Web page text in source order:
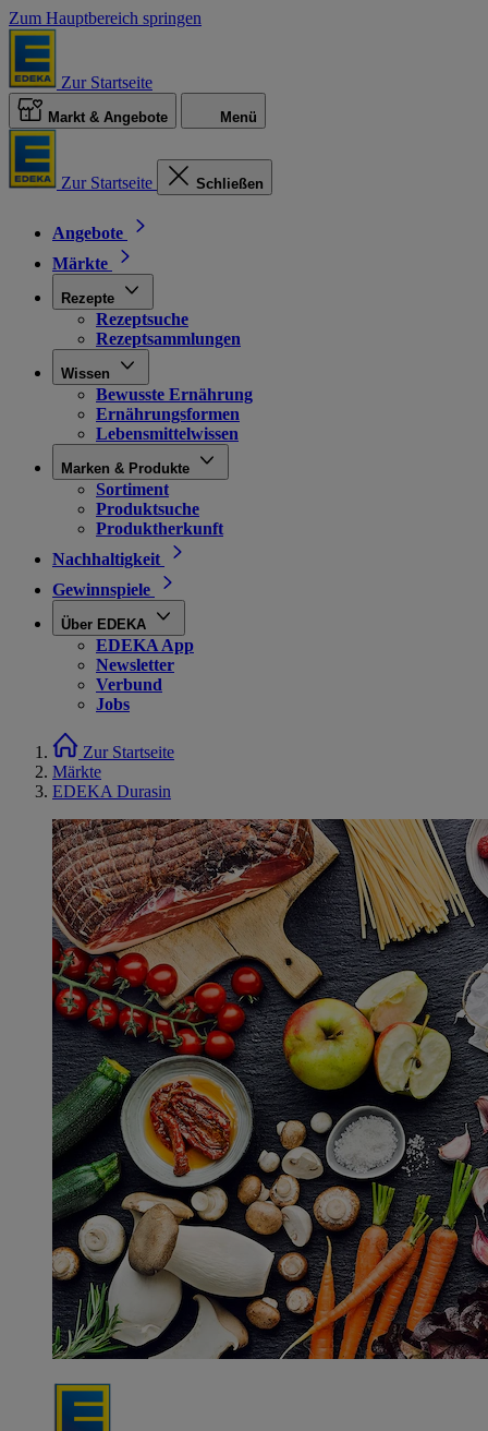
Zum Hauptbereich springen
Zur Startseite
Markt & Angebote Menü
Zur Startseite Schließen
Angebote
Märkte
Rezepte
Rezeptsuche
Rezeptsammlungen
Wissen
Bewusste Ernährung
Ernährungsformen
Lebensmittelwissen
Marken & Produkte
Sortiment
Produktsuche
Produktherkunft
Nachhaltigkeit
Gewinnspiele
Über EDEKA
EDEKA App
Newsletter
Verbund
Jobs
Zur Startseite
Märkte
EDEKA Durasin